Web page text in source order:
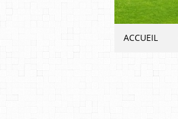
ACCUEIL